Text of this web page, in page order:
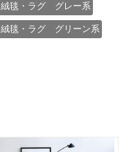
絨毯・ラグ グレー系
絨毯・ラグ グリーン系